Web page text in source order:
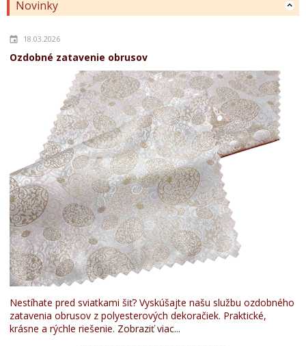
Novinky
18.03.2026
Ozdobné zatavenie obrusov
Nestíhate pred sviatkami šiť? Vyskúšajte našu službu ozdobného
zatavenia obrusov z polyesterových dekoračiek. Praktické,
krásne a rýchle riešenie. Zobraziť viac...